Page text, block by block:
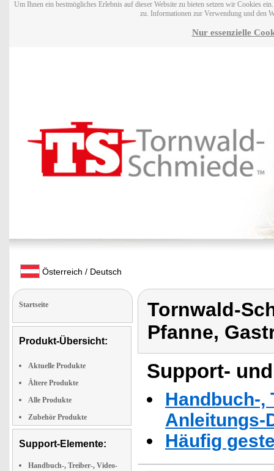
Um Ihnen ein bestmögliches Erlebnis auf dieser Website zu bieten setzen wir Cookies
zu. Informationen zur Verwendung und den
Nur essenzielle
Österreich / Deutsch
Startseite
Produkt-Übersicht:
Aktuelle Produkte
Ältere Produkte
Alle Produkte
Zubehör Produkte
Support-Elemente:
Handbuch-, Treiber-, Video-
Tornwald-
Pfanne,
Support-
Handbuch-,
Anleitungs-
Häufig